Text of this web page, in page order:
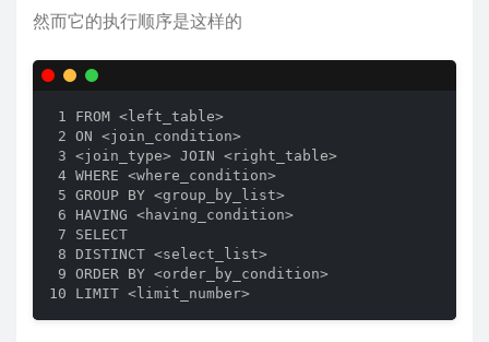
然而它的执行顺序是这样的
1 FROM <left_table>
2 ON <join_condition>
3 <join_type> JOIN <right_table>
4 WHERE <where_condition>
5 GROUP BY <group_by_list>
6 HAVING <having_condition>
7 SELECT
8 DISTINCT <select_list>
9 ORDER BY <order_by_condition>
10 LIMIT <limit_number>